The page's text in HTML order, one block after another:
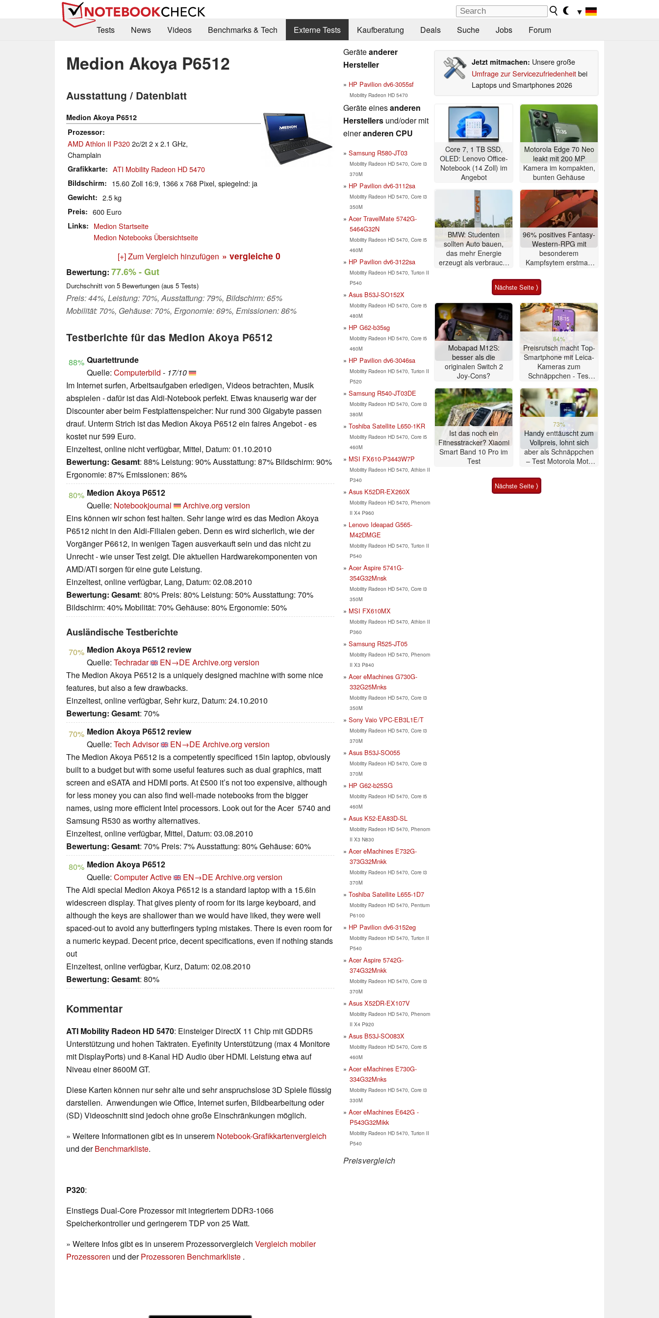
▼
Tests
News Videos Benchmarks & Tech Externe Tests Kaufberatung Deals Suche Jobs Forum
Medion Akoya P6512
Ausstattung / Datenblatt
Medion Akoya P6512
Prozessor
AMD Athlon II P3202c/2t 2 x 2.1 GHz,
Champlain
Grafikkarte ATI Mobility Radeon HD 5470
Bildschirm 15.60 Zoll 16:9, 1366 x 768 Pixel, spiegelnd: ja
Gewicht 2.5 kg
Preis 600 Euro
Links
Medion Startseite
Medion Notebooks Übersichtseite
[+] Zum Vergleich hinzufügen » vergleiche 0
Bewertung: 77.6%- Gut
Durchschnitt von 5 Bewertungen (aus 5 Tests)
Preis: 44%, Leistung: 70%, Ausstattung: 79%, Bildschirm: 65%
Mobilität: 70%, Gehäuse: 70%, Ergonomie: 69%, Emissionen: 86%
Testberichte für das Medion Akoya P6512
88% Quartettrunde
Quelle: Computerbild - 17/10
Im Internet surfen, Arbeitsaufgaben erledigen, Videos betrachten, Musik
abspielen - dafür ist das Aldi-Notebook perfekt. Etwas knauserig war der
Discounter aber beim Festplattenspeicher: Nur rund 300 Gigabyte passen
drauf. Unterm Strich ist das Medion Akoya P6512 ein faires Angebot - es
kostet nur 599 Euro.
Einzeltest, online nicht verfügbar, Mittel, Datum: 01.10.2010
Bewertung: Gesamt: 88% Leistung: 90% Ausstattung: 87% Bildschirm: 90%
Ergonomie: 87% Emissionen: 86%
80% Medion Akoya P6512
Quelle: Notebookjournal
Archive.org version
Eins können wir schon fest halten. Sehr lange wird es das Medion Akoya
P6512 nicht in den Aldi-Filialen geben. Denn es wird sicherlich, wie der
Vorgänger P6612, in wenigen Tagen ausverkauft sein und das nicht zu
Unrecht - wie unser Test zeigt. Die aktuellen Hardwarekomponenten von
AMD/ATI sorgen für eine gute Leistung.
Einzeltest, online verfügbar, Lang, Datum: 02.08.2010
Bewertung: Gesamt: 80% Preis: 80% Leistung: 50% Ausstattung: 70%
Bildschirm: 40% Mobilität: 70% Gehäuse: 80% Ergonomie: 50%
Ausländische Testberichte
70% Medion Akoya P6512 review
Quelle: Techradar EN→DE Archive.org version
The Medion Akoya P6512 is a uniquely designed machine with some nice
features, but also a few drawbacks.
Einzeltest, online verfügbar, Sehr kurz, Datum: 24.10.2010
Bewertung: Gesamt: 70%
70% Medion Akoya P6512 review
Quelle: Tech Advisor EN→DE Archive.org version
The Medion Akoya P6512 is a competently specificed 15in laptop, obviously
built to a budget but with some useful features such as dual graphics, matt
screen and eSATA and HDMI ports. At £500 it’s not too expensive, although
for less money you can also find well-made notebooks from the bigger
names, using more efficient Intel processors. Look out for the Acer 5740 and
Samsung R530 as worthy alternatives.
Einzeltest, online verfügbar, Mittel, Datum: 03.08.2010
Bewertung: Gesamt: 70% Preis: 7% Ausstattung: 80% Gehäuse: 60%
80% Medion Akoya P6512
Quelle: Computer Active EN→DE Archive.org version
The Aldi special Medion Akoya P6512 is a standard laptop with a 15.6in
widescreen display. That gives plenty of room for its large keyboard, and
although the keys are shallower than we would have liked, they were well
spaced-out to avoid any butterfingers typing mistakes. There is even room for
a numeric keypad. Decent price, decent specifications, even if nothing stands
out
Einzeltest, online verfügbar, Kurz, Datum: 02.08.2010
Bewertung: Gesamt: 80%
Kommentar
ATI Mobility Radeon HD 5470: Einsteiger DirectX 11 Chip mit GDDR5
Unterstützung und hohen Taktraten. Eyefinity Unterstützung (max 4 Monitore
mit DisplayPorts) und 8-Kanal HD Audio über HDMI. Leistung etwa auf
Niveau einer 8600M GT.
Diese Karten können nur sehr alte und sehr anspruchslose 3D Spiele flüssig
darstellen. Anwendungen wie Office, Internet surfen, Bildbearbeitung oder
(SD) Videoschnitt sind jedoch ohne große Einschränkungen möglich.
» Weitere Informationen gibt es in unserem Notebook-Grafikkartenvergleich
und derBenchmarkliste.
P320:
Einstiegs Dual-Core Prozessor mit integriertem DDR3-1066
Speicherkontroller und geringerem TDP von 25 Watt.
» Weitere Infos gibt es in unserem Prozessorvergleich Vergleich mobiler
Prozessoren und derProzessoren Benchmarkliste .
Geräteanderer
Hersteller
HP Pavilion dv6-3055sf
Mobility Radeon HD 5470
Geräte einesanderen
Herstellers und/oder mit
eineranderen CPU
Samsung R580-JT03
Mobility Radeon HD 5470, Core i3
370M
HP Pavilion dv6-3112sa
Mobility Radeon HD 5470, Core i3
350M
Acer TravelMate 5742G-
5464G32N
Mobility Radeon HD 5470, Core i5
460M
HP Pavilion dv6-3122sa
Mobility Radeon HD 5470, Turion II
P540
Asus B53J-SO152X
Mobility Radeon HD 5470, Core i5
480M
HP G62-b35sg
Mobility Radeon HD 5470, Core i5
460M
HP Pavilion dv6-3046sa
Mobility Radeon HD 5470, Turion II
P520
Samsung R540-JT03DE
Mobility Radeon HD 5470, Core i3
380M
Toshiba Satellite L650-1KR
Mobility Radeon HD 5470, Core i5
460M
MSI FX610-P3443W7P
Mobility Radeon HD 5470, Athlon II
P340
Asus K52DR-EX260X
Mobility Radeon HD 5470, Phenom
II X4 P960
Lenovo Ideapad G565-
M42DMGE
Mobility Radeon HD 5470, Turion II
P540
Acer Aspire 5741G-
354G32Mnsk
Mobility Radeon HD 5470, Core i3
350M
MSI FX610MX
Mobility Radeon HD 5470, Athlon II
P360
Samsung R525-JT05
Mobility Radeon HD 5470, Phenom
II X3 P840
Acer eMachines G730G-
332G25Mnks
Mobility Radeon HD 5470, Core i3
350M
Sony Vaio VPC-EB3L1E/T
Mobility Radeon HD 5470, Core i3
370M
Asus B53J-SO055
Mobility Radeon HD 5470, Core i3
370M
HP G62-b25SG
Mobility Radeon HD 5470, Core i5
460M
Asus K52-EA83D-SL
Mobility Radeon HD 5470, Phenom
II X3 N830
Acer eMachines E732G-
373G32Mnkk
Mobility Radeon HD 5470, Core i3
370M
Toshiba Satellite L655-1D7
Mobility Radeon HD 5470, Pentium
P6100
HP Pavilion dv6-3152eg
Mobility Radeon HD 5470, Turion II
P540
Acer Aspire 5742G-
374G32Mnkk
Mobility Radeon HD 5470, Core i3
370M
Asus X52DR-EX107V
Mobility Radeon HD 5470, Phenom
II X4 P920
Asus B53J-SO083X
Mobility Radeon HD 5470, Core i5
460M
Acer eMachines E730G-
334G32Mnks
Mobility Radeon HD 5470, Core i3
330M
Acer eMachines E642G -
P543G32Mikk
Mobility Radeon HD 5470, Turion II
P540
Preisvergleich
Jetzt mitmachen: Unsere große
Umfrage zur Servicezufriedenheitbei
Laptops und Smartphones 2026
Core 7, 1 TB SSD,
OLED: Lenovo Office-
Notebook (14 Zoll) im
Angebot
Motorola Edge 70 Neo
leakt mit 200 MP
Kamera im kompakten,
bunten Gehäuse
BMW: Studenten
sollten Auto bauen,
das mehr Energie
erzeugt als verbraucht
es gelungen
96% positives Fantasy-
Western-RPG mit
besonderem
Kampfsytem erstmals
Nächste Seite ⟩
Mobapad M12S:
besser als die
originalen Switch 2
Joy-Cons?
84%
Preisrutsch macht Top-
Smartphone mit Leica-
Kameras zum
Schnäppchen - Test
Ist das noch ein
Fitnesstracker? Xiaomi
Smart Band 10 Pro im
Test
73%
Handy enttäuscht zum
Vollpreis, lohnt sich
aber als Schnäppchen
– Test Motorola Moto
Nächste Seite ⟩